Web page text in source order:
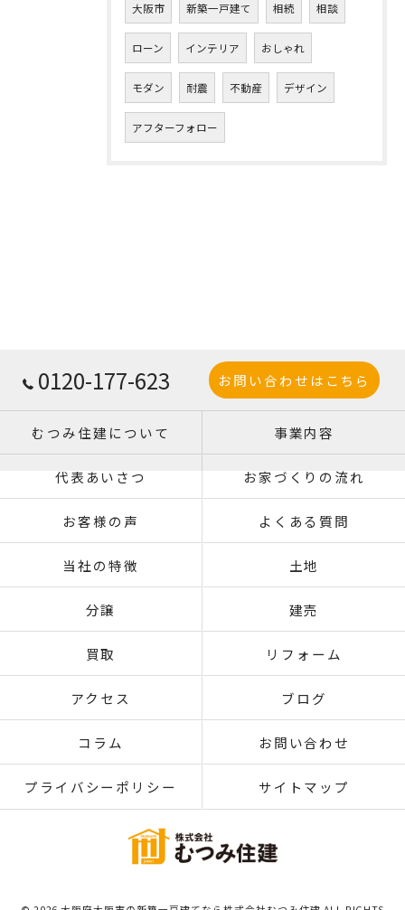
大阪市 新築一戸建て 相続 相談
ローン インテリア おしゃれ
モダン 耐震 不動産 デザイン
アフターフォロー
0120-177-623 お問い合わせはこちら
むつみ住建について 事業内容
代表あいさつ お家づくりの流れ
お客様の声 よくある質問
当社の特徴 土地
分譲 建売
買取 リフォーム
アクセス ブログ
コラム お問い合わせ
プライバシーポリシー サイトマップ